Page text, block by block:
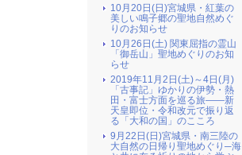
10月20日(日)宮城県・紅葉の
美しい鳴子郷の聖地自然めぐ
りのお知らせ
10月26日(土) 関東屈指の霊山
「御岳山」聖地めぐりのお知
らせ
2019年11月2日(土)～4日(月)
「古事記」ゆかりの伊勢・熱
田・富士方面を巡る旅――新
天皇即位・令和改元で振り返
る「大和の国」のこころ
9月22日(日)宮城県・南三陸の
大自然の日帰り聖地めぐり─海